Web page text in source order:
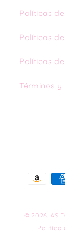
Políticas
Políticas
Políticas
Términos y
Formas
© 2026, AS
Política